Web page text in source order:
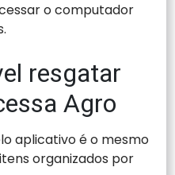
o computador
resgatar
Agro
aplicativo é o mesmo
organizados por